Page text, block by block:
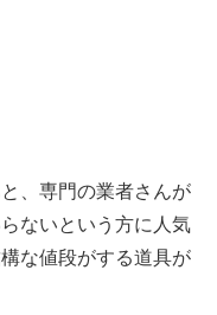
、専門の業者さんが
ないという方に人気
な値段がする道具が